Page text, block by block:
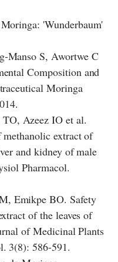
'Wunderbaum'
Manso S, Awortwe C
Composition and
Moringa
Azeez IO et al.
extract of
and kidney of male
Pharmacol.
Emikpe BO. Safety
of the leaves of
of Medicinal Plants
3(8): 586-591.